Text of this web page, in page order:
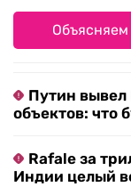
Объясняем
Путин вывел
объектов: что
Rafale за
Индии целый